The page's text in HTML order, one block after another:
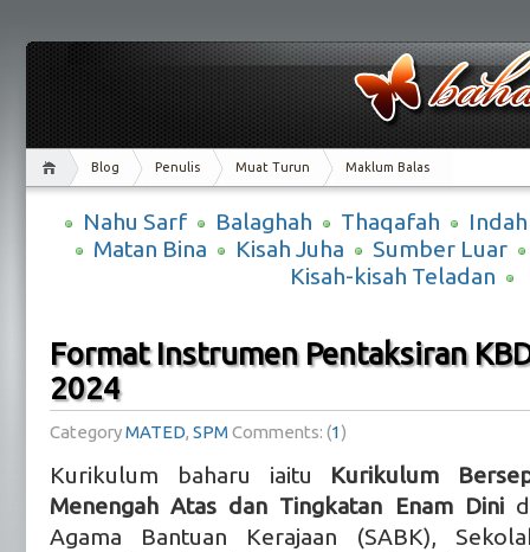
Blog Penulis Muat Turun Maklum Balas
Nahu Sarf Balaghah Thaqafah
Matan Bina
Kisah Juha
Sumber Luar
Kisah-kisah Teladan
Format Instrumen Pentaksiran
2024
CategoryMATED, SPM Comments: (1)
Kurikulum baharu iaitu Kurikulum
Menengah Atas dan Tingkatan Enam Dinidi
Agama Bantuan Kerajaan (SABK),